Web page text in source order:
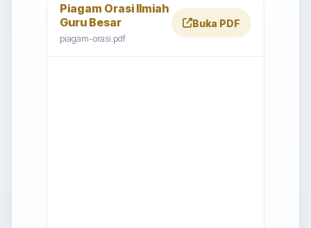
Piagam Orasi Ilmiah
Guru Besar
piagam-orasi.pdf
Buka PDF